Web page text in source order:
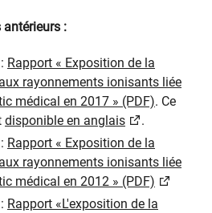
antérieurs :
Rapport « Exposition de la
rayonnements ionisants liée
médical en 2017 » (PDF). Ce
disponible en anglais
.
Rapport « Exposition de la
rayonnements ionisants liée
médical en 2012 » (PDF)
Rapport «L'exposition de la